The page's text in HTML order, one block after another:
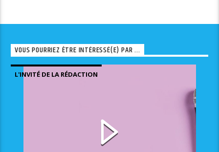
VOUS POURRIEZ ÊTRE INTÉRESSÉ(E) PAR ...
L'INVITÉ DE LA RÉDACTION